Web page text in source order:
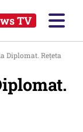
TV
Diplomat. Rețeta